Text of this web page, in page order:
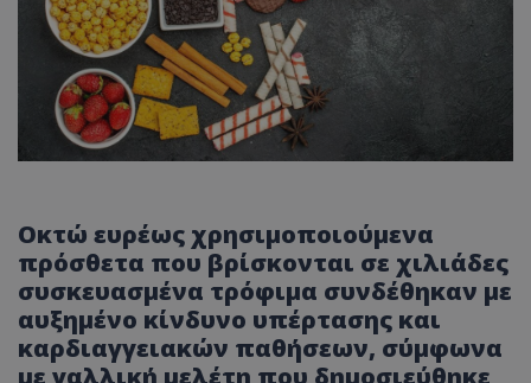
Οκτώ ευρέως χρησιμοποιούμενα
πρόσθετα που βρίσκονται σε χιλιάδες
συσκευασμένα τρόφιμα συνδέθηκαν με
αυξημένο κίνδυνο υπέρτασης και
καρδιαγγειακών παθήσεων, σύμφωνα
με γαλλική μελέτη που δημοσιεύθηκε